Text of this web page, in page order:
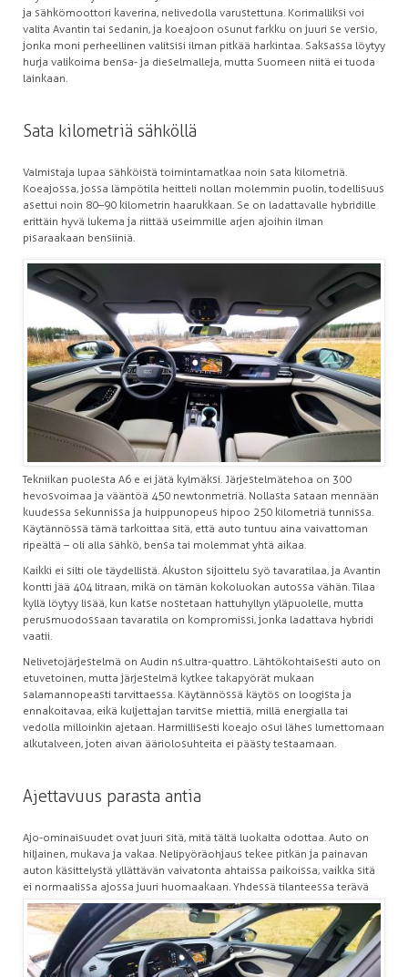
ja sähkömoottori kaverina, nelivedolla varustettuna. Korimalliksi voi
valita Avantin tai sedanin, ja koeajoon osunut farkku on juuri se versio,
jonka moni perheellinen valitsisi ilman pitkää harkintaa. Saksassa löytyy
hurja valikoima bensa- ja dieselmalleja, mutta Suomeen niitä ei tuoda
lainkaan.
Sata kilometriä sähköllä
Valmistaja lupaa sähköistä toimintamatkaa noin sata kilometriä.
Koeajossa, jossa lämpötila heitteli nollan molemmin puolin, todellisuus
asettui noin 80–90 kilometrin haarukkaan. Se on ladattavalle hybridille
erittäin hyvä lukema ja riittää useimmille arjen ajoihin ilman
pisaraakaan bensiiniä.
Tekniikan puolesta A6 e ei jätä kylmäksi. Järjestelmätehoa on 300
hevosvoimaa ja vääntöä 450 newtonmetriä. Nollasta sataan mennään
kuudessa sekunnissa ja huippunopeus hipoo 250 kilometriä tunnissa.
Käytännössä tämä tarkoittaa sitä, että auto tuntuu aina vaivattoman
ripeältä – oli alla sähkö, bensa tai molemmat yhtä aikaa.
Kaikki ei silti ole täydellistä. Akuston sijoittelu syö tavaratilaa, ja Avantin
kontti jää 404 litraan, mikä on tämän kokoluokan autossa vähän. Tilaa
kyllä löytyy lisää, kun katse nostetaan hattuhyllyn yläpuolelle, mutta
perusmuodossaan tavaratila on kompromissi, jonka ladattava hybridi
vaatii.
Nelivetojärjestelmä on Audin ns.ultra-quattro. Lähtökohtaisesti auto on
etuvetoinen, mutta järjestelmä kytkee takapyörät mukaan
salamannopeasti tarvittaessa. Käytännössä käytös on loogista ja
ennakoitavaa, eikä kuljettajan tarvitse miettiä, millä energialla tai
vedolla milloinkin ajetaan. Harmillisesti koeajo osui lähes lumettomaan
alkutalveen, joten aivan ääriolosuhteita ei päästy testaamaan.
Ajettavuus parasta antia
Ajo-ominaisuudet ovat juuri sitä, mitä tältä luokalta odottaa. Auto on
hiljainen, mukava ja vakaa. Nelipyöräohjaus tekee pitkän ja painavan
auton käsittelystä yllättävän vaivatonta ahtaissa paikoissa, vaikka sitä
ei normaalissa ajossa juuri huomaakaan. Yhdessä tilanteessa terävä